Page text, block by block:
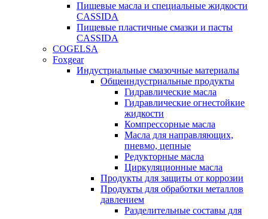
Пищевые масла и специальные жидкости
CASSIDA
Пищевые пластичные смазки и пасты
CASSIDA
COGELSA
Foxgear
Индустриальные смазочные материалы
Общеиндустриальные продукты
Гидравлические масла
Гидравлические огнестойкие
жидкости
Компрессорные масла
Масла для направляющих,
пневмо, цепные
Редукторные масла
Циркуляционные масла
Продукты для защиты от коррозии
Продукты для обработки металлов
давлением
Разделительные составы для